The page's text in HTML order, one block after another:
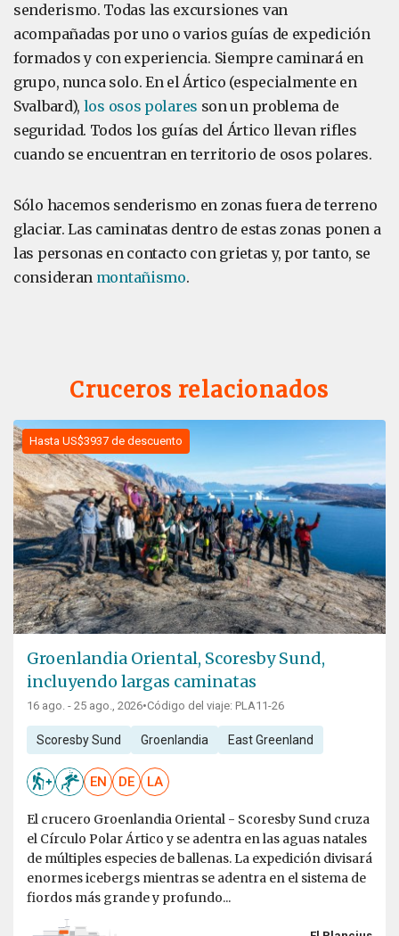
senderismo. Todas las excursiones van
acompañadas por uno o varios guías de expedición
formados y con experiencia. Siempre caminará en
grupo, nunca solo. En el Ártico (especialmente en
Svalbard), los osos polares son un problema de
seguridad. Todos los guías del Ártico llevan rifles
cuando se encuentran en territorio de osos polares.
Sólo hacemos senderismo en zonas fuera de terreno
glaciar. Las caminatas dentro de estas zonas ponen a
las personas en contacto con grietas y, por tanto, se
consideran montañismo.
Cruceros relacionados
Hasta US$3937 de descuento
Groenlandia Oriental, Scoresby Sund,
incluyendo largas caminatas
16 ago. - 25 ago., 2026•Código del viaje: PLA11-26
Scoresby Sund Groenlandia East Greenland
EN DE LA
El crucero Groenlandia Oriental - Scoresby Sund cruza
el Círculo Polar Ártico y se adentra en las aguas natales
de múltiples especies de ballenas. La expedición divisará
enormes icebergs mientras se adentra en el sistema de
fiordos más grande y profundo...